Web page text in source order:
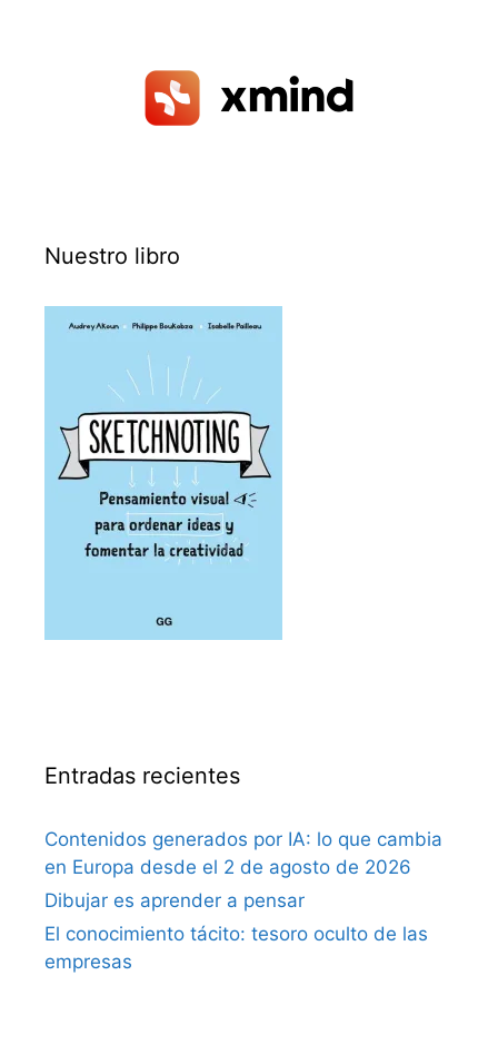
Nuestro libro
Entradas recientes
Contenidos generados por IA: lo que cambia
en Europa desde el 2 de agosto de 2026
Dibujar es aprender a pensar
El conocimiento tácito: tesoro oculto de las
empresas